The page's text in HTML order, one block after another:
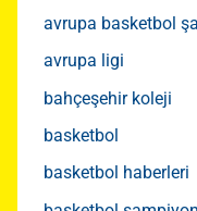
avrupa basketbol
avrupa ligi
bahçeşehir koleji
basketbol
basketbol haberleri